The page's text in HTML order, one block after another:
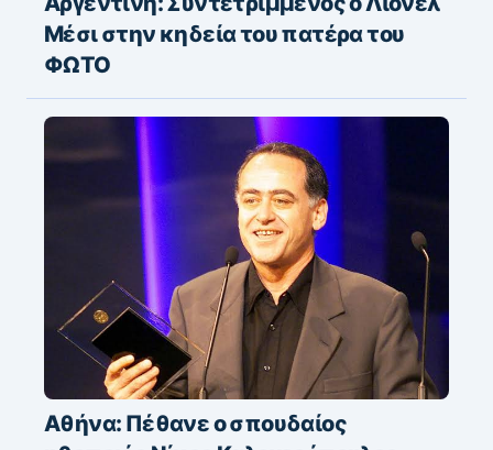
Μέσι στην κηδεία του πατέρα του
ΦΩΤΟ
Αθήνα: Πέθανε ο σπουδαίος